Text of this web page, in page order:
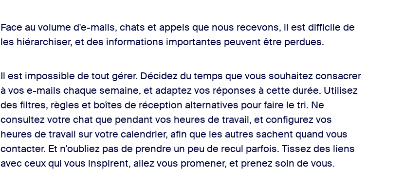
Face au volume d'e-mails, chats et appels que nous recevons, il est difficile de
les hiérarchiser, et des informations importantes peuvent être perdues.
Il est impossible de tout gérer. Décidez du temps que vous souhaitez consacrer
à vos e-mails chaque semaine, et adaptez vos réponses à cette durée. Utilisez
des filtres, règles et boîtes de réception alternatives pour faire le tri. Ne
consultez votre chat que pendant vos heures de travail, et configurez vos
heures de travail sur votre calendrier, afin que les autres sachent quand vous
contacter. Et n'oubliez pas de prendre un peu de recul parfois. Tissez des liens
avec ceux qui vous inspirent, allez vous promener, et prenez soin de vous.